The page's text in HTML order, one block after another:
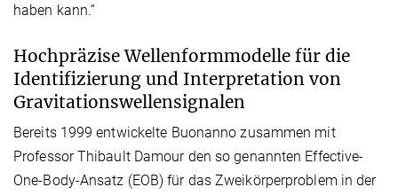
haben kann.“
Hochpräzise Wellenformmodelle für die
Identifizierung und Interpretation von
Gravitationswellensignalen
Bereits 1999 entwickelte Buonanno zusammen mit
Professor Thibault Damour den so genannten Effective-
One-Body-Ansatz (EOB) für das Zweikörperproblem in der